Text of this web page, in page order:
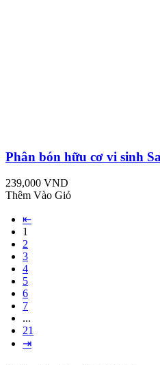
Phân bón hữu cơ vi sinh
239,000 VND
Thêm Vào Giỏ
⇤
1
2
3
4
5
6
7
...
21
⇥